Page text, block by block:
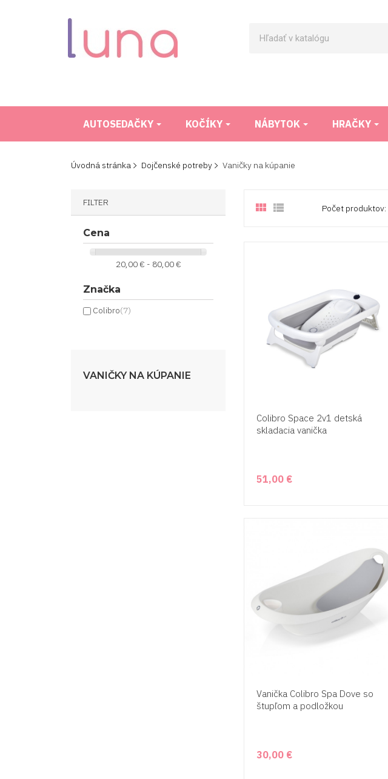
AUTOSEDAČKY KOČÍKY NÁBYTOK HRAČKY
Úvodná stránka Dojčenské potreby Vaničky na kúpanie
FILTER
Cena
20,00 € - 80,00 €
Značka
Colibro(7)
VANIČKY NA KÚPANIE
  Počet produktov:
Colibro Space 2v1 detská
skladacia vanička
51,00 €
Vanička Colibro Spa Dove so
štupľom a podložkou
30,00 €